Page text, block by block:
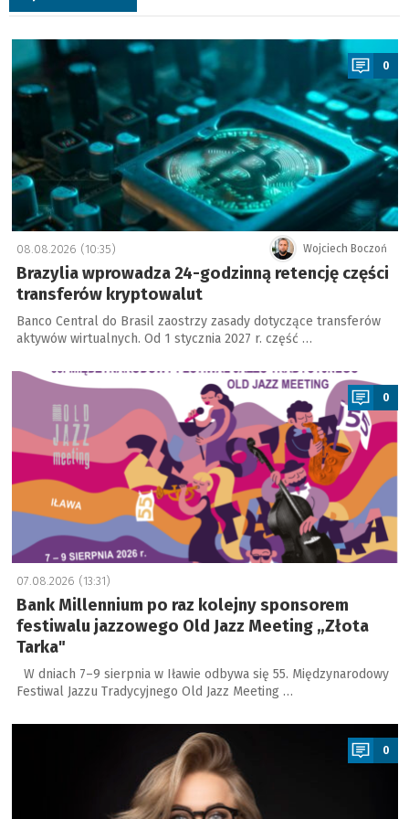
a
0
Wojciech Boczoń
08.08.2026 (10:35)
Brazylia wprowadza 24-godzinną retencję części
transferów kryptowalut
Banco Central do Brasil zaostrzy zasady dotyczące transferów
aktywów wirtualnych. Od 1 stycznia 2027 r. część …
a
0
07.08.2026 (13:31)
Bank Millennium po raz kolejny sponsorem
festiwalu jazzowego Old Jazz Meeting „Złota
Tarka"
W dniach 7–9 sierpnia w Iławie odbywa się 55. Międzynarodowy
Festiwal Jazzu Tradycyjnego Old Jazz Meeting …
a
0